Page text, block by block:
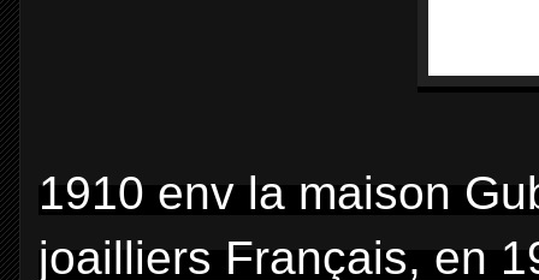
1910 env la maison
joailliers Français, en